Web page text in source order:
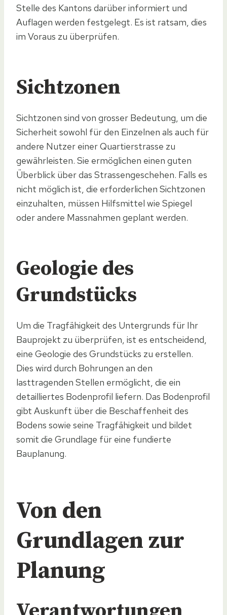
Stelle des Kantons darüber informiert und
Auflagen werden festgelegt. Es ist ratsam, dies
im Voraus zu überprüfen.
Sichtzonen
Sichtzonen sind von grosser Bedeutung, um die
Sicherheit sowohl für den Einzelnen als auch für
andere Nutzer einer Quartierstrasse zu
gewährleisten. Sie ermöglichen einen guten
Überblick über das Strassengeschehen. Falls es
nicht möglich ist, die erforderlichen Sichtzonen
einzuhalten, müssen Hilfsmittel wie Spiegel
oder andere Massnahmen geplant werden.
Geologie des
Grundstücks
Um die Tragfähigkeit des Untergrunds für Ihr
Bauprojekt zu überprüfen, ist es entscheidend,
eine Geologie des Grundstücks zu erstellen.
Dies wird durch Bohrungen an den
lasttragenden Stellen ermöglicht, die ein
detailliertes Bodenprofil liefern. Das Bodenprofil
gibt Auskunft über die Beschaffenheit des
Bodens sowie seine Tragfähigkeit und bildet
somit die Grundlage für eine fundierte
Bauplanung.
Von den
Grundlagen zur
Planung